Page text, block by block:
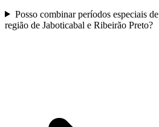
Posso combinar períodos especiais
região de Jaboticabal e Ribeirão Preto?